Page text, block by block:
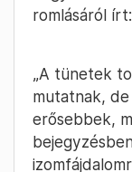
romlásáról írt:
„A tünetek
mutatnak, de
erősebbek,